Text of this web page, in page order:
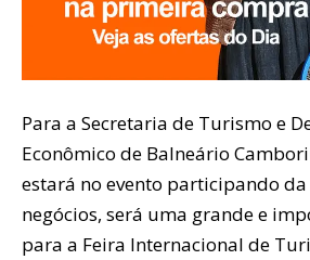
Para a Secretaria de Turismo e
Econômico de Balneário
estará no evento participando da
negócios, será uma grande e
para a Feira Internacional de